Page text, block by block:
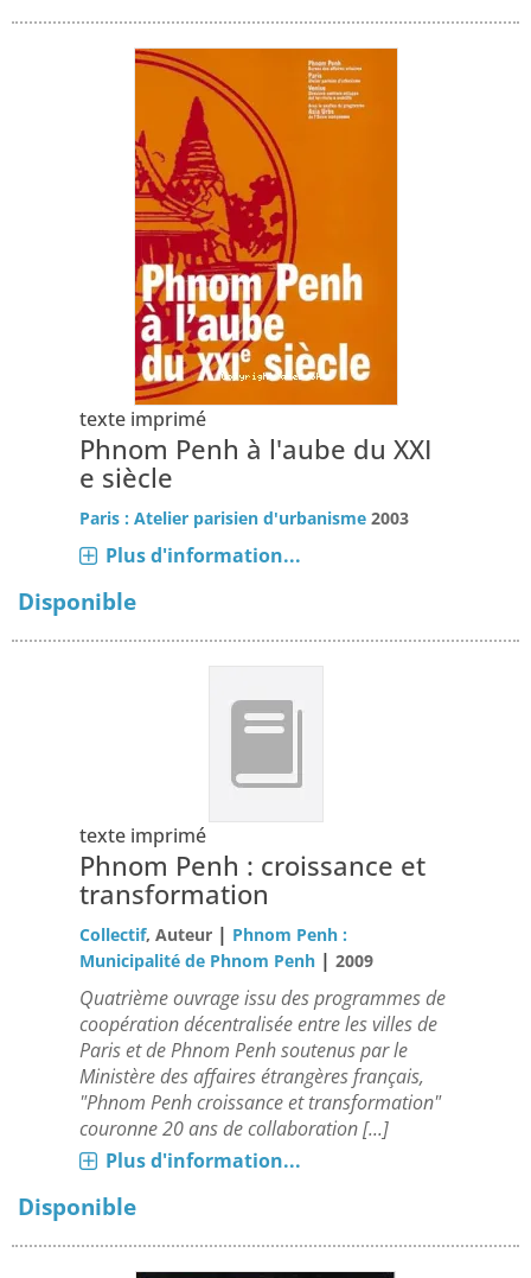
texte imprimé
Phnom Penh à l'aube du XXI
e siècle
Paris : Atelier parisien d'urbanisme 2003
Plus d'information...
Disponible
texte imprimé
Phnom Penh : croissance et
transformation
Collectif, Auteur | Phnom Penh :
Municipalité de Phnom Penh |2009
Quatrième ouvrage issu des programmes de
coopération décentralisée entre les villes de
Paris et de Phnom Penh soutenus par le
Ministère des affaires étrangères français,
"Phnom Penh croissance et transformation"
couronne 20 ans de collaboration [...]
Plus d'information...
Disponible